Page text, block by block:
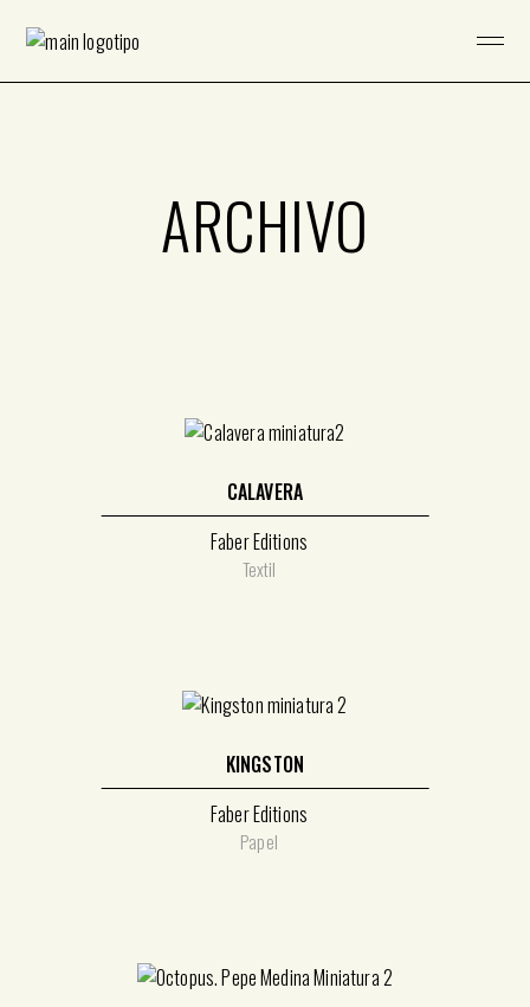
contenido
ARCHIVO
CALAVERA
Faber Editions
Textil
KINGSTON
Faber Editions
Papel